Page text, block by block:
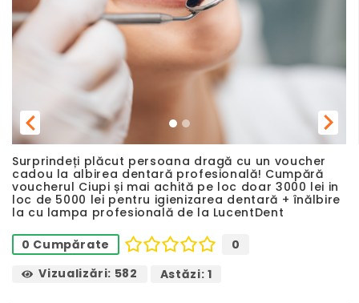
Previous
Next
Surprindeți plăcut persoana dragă cu un voucher
cadou la albirea dentară profesională! Cumpără
voucherul Ciupi și mai achită pe loc doar 3000 lei in
loc de 5000 lei pentru igienizarea dentară + înălbire
la cu lampa profesională de la LucentDent
0 Cumpărate
Vizualizări: 582
Astăzi: 1
0